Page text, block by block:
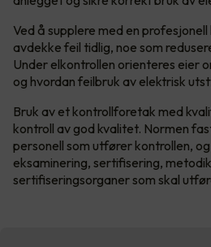
Ved å supplere med en
avdekke feil tidlig, noe som
Under elkontrollen orienteres eier
og hvordan feilbruk av elektrisk
Bruk av et kontrollforetak med
kontroll av god kvalitet. Normen
personell som utfører kontrollen,
eksaminering, sertifisering,
sertifiseringsorganer som skal